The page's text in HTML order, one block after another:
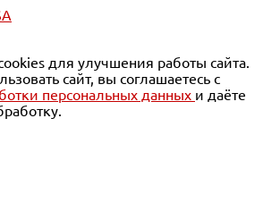
для улучшения работы сайта.
сайт, вы соглашаетесь с
персональных данных и даёте